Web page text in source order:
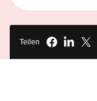
Teilen